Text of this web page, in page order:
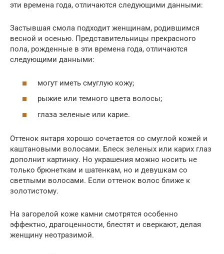
эти времена года, отличаются следующими данными:
Застывшая смола подходит женщинам, родившимся
весной и осенью. Представительницы прекрасного
пола, рожденные в эти времена года, отличаются
следующими данными:
могут иметь смуглую кожу;
рыжие или темного цвета волосы;
глаза зеленые или карие.
Оттенок янтаря хорошо сочетается со смуглой кожей и
каштановыми волосами. Блеск зеленых или карих глаз
дополнит картинку. Но украшения можно носить не
только брюнеткам и шатенкам, но и девушкам со
светлыми волосами. Если оттенок волос ближе к
золотистому.
На загорелой коже камни смотрятся особенно
эффектно, драгоценности, блестят и сверкают, делая
женщину неотразимой.